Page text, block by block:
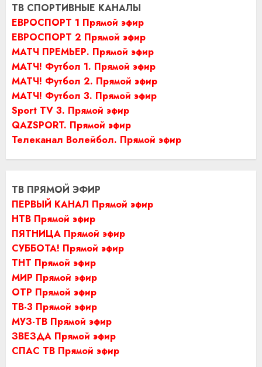
ТВ СПОРТИВНЫЕ КАНАЛЫ
ЕВРОСПОРТ 1 Прямой эфир
ЕВРОСПОРТ 2 Прямой эфир
МАТЧ ПРЕМЬЕР. Прямой эфир
МАТЧ! Футбол 1. Прямой эфир
МАТЧ! Футбол 2. Прямой эфир
МАТЧ! Футбол 3. Прямой эфир
Sport TV 3. Прямой эфир
QAZSPORT. Прямой эфир
Телеканал Волейбол. Прямой эфир
ТВ ПРЯМОЙ ЭФИР
ПЕРВЫЙ КАНАЛ Прямой эфир
НТВ Прямой эфир
ПЯТНИЦА Прямой эфир
СУББОТА! Прямой эфир
ТНТ Прямой эфир
МИР Прямой эфир
ОТР Прямой эфир
ТВ-3 Прямой эфир
МУЗ-ТВ Прямой эфир
ЗВЕЗДА Прямой эфир
СПАС ТВ Прямой эфир